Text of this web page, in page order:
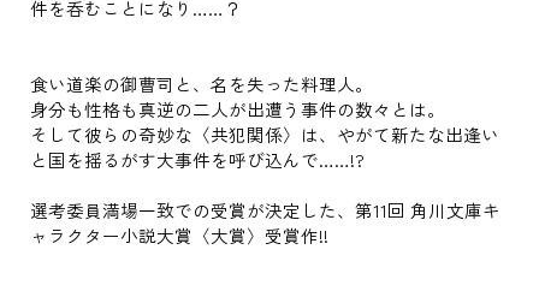
件を呑むことになり……？
食い道楽の御曹司と、名を失った料理人。
身分も性格も真逆の二人が出遭う事件の数々とは。
そして彼らの奇妙な〈共犯関係〉は、やがて新たな出逢い
と国を揺るがす大事件を呼び込んで……!?
選考委員満場一致での受賞が決定した、第11回 角川文庫キ
ャラクター小説大賞〈大賞〉受賞作!!